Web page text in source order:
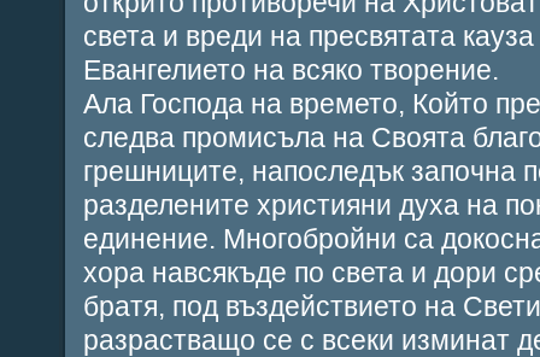
света и вреди на пресвятата
Евангелието на всяко творение.
Ала Господа на времето, Който
следва промисъла на Своята
грешниците, напоследък започна
разделените християни духа на
единение. Многобройни са
хора навсякъде по света и дори
братя, под въздействието на
разрастващо се с всеки изминат